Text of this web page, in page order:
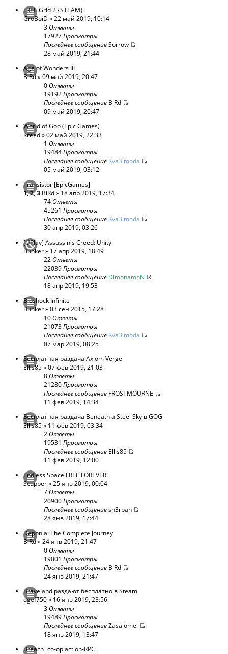
FREE Grid 2 {STEAM}
GroBoiD » 22 май 2019, 10:14
3Ответы
17927Просмотры
Последнее сообщениеSorrow
28 май 2019, 21:44
Age of Wonders III
BiRd» 09 май 2019, 20:47
0Ответы
19192Просмотры
Последнее сообщение BiRd
09 май 2019, 20:47
World of Goo (Epic Games)
Kreed» 02 май 2019, 22:33
1 Ответы
19484Просмотры
Последнее сообщение Kva3imoda
05 май 2019, 03:12
Transistor [EpicGames]
1,2,3 BiRd» 18 апр 2019, 17:34
74Ответы
45261 Просмотры
Последнее сообщение Kva3imoda
30 апр 2019, 03:26
[UPlay] Assassin's Creed: Unity
Bunker» 17 апр 2019, 18:49
22Ответы
22039Просмотры
Последнее сообщение DimonamoN
18 апр 2019, 19:53
Bioshock Infinite
Bunker» 03 сен 2015, 17:28
10Ответы
21073Просмотры
Последнее сообщение Kva3imoda
07 мар 2019, 08:25
Бесплатная раздача Axiom Verge
Ellis85» 07 фев 2019, 21:03
8Ответы
21280Просмотры
Последнее сообщение FROSTMOURNE
11 фев 2019, 14:34
Бесплатная раздача Beneath a Steel Sky в GOG
Ellis85» 11 фев 2019, 03:34
2Ответы
19531 Просмотры
Последнее сообщение Ellis85
11 фев 2019, 12:00
Endless Space FREE FOREVER!
Scupper» 25 янв 2019, 00:04
7Ответы
20900Просмотры
Последнее сообщениеsh3rpan
28 янв 2019, 17:44
Deponia: The Complete Journey
BiRd» 24 янв 2019, 21:47
0Ответы
19001 Просмотры
Последнее сообщение BiRd
24 янв 2019, 21:47
Braveland раздают бесплатно в Steam
dgef750» 16 янв 2019, 23:56
3Ответы
19489Просмотры
Последнее сообщениеZasalomel
18 янв 2019, 13:47
Breach [co-op action-RPG]